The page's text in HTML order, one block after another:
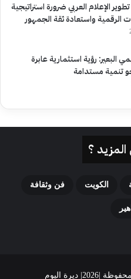
الإعلام العربي ضرورة استراتيجية
الرقمية واستعادة ثقة الجمهور
البعير: رؤية استثمارية عابرة
تنمية مستدامة
؟
الكويت فن وثقافة
ديرة اليوم